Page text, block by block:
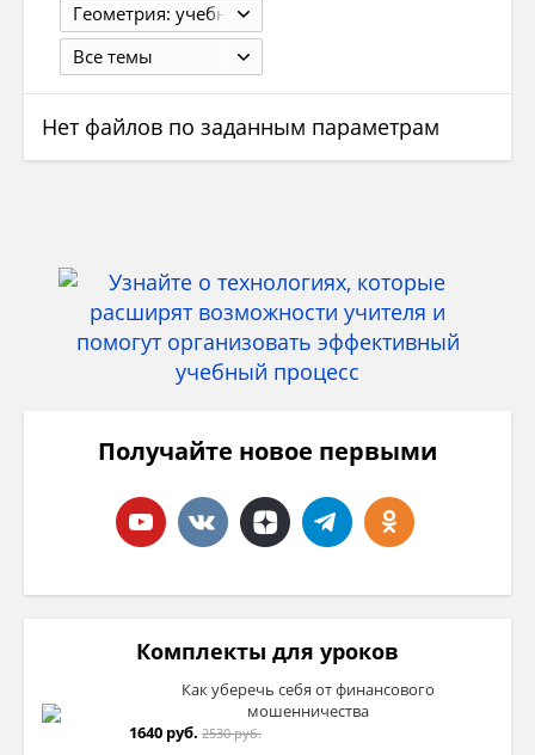
Геометрия: учебник для 9 класса, Глейзер Г.Д., Изд. "БИНОМ. Лаборатория знаний" 2013
Все темы
Нет файлов по заданным параметрам
Получайте новое первыми
Комплекты для уроков
Как уберечь себя от финансового
мошенничества
1640 руб. 2530 руб.